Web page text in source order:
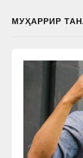
МУҲАРРИР